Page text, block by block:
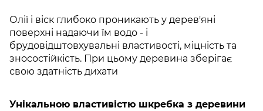
Олії і віск глибоко проникають у дерев'яні
поверхні надаючи їм водо - і
брудовідштовхувальні властивості, міцність та
зносостійкість. При цьому деревина зберігає
свою здатність дихати
Унікальною властивістю шкребка з деревини